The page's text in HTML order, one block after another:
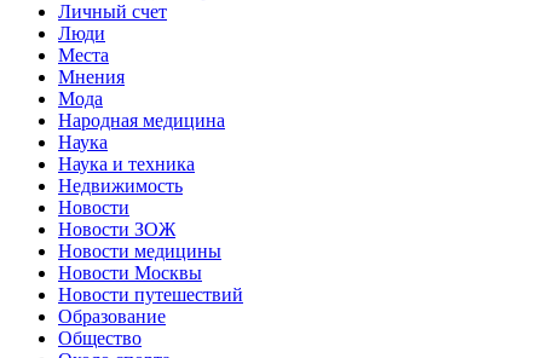
Личный счет
Люди
Места
Мнения
Мода
Народная медицина
Наука
Наука и техника
Недвижимость
Новости
Новости ЗОЖ
Новости медицины
Новости Москвы
Новости путешествий
Образование
Общество